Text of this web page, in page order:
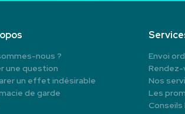
nous ?
une question
un effet indésirable
de garde
Envoi
Rendez-
Nos
Les